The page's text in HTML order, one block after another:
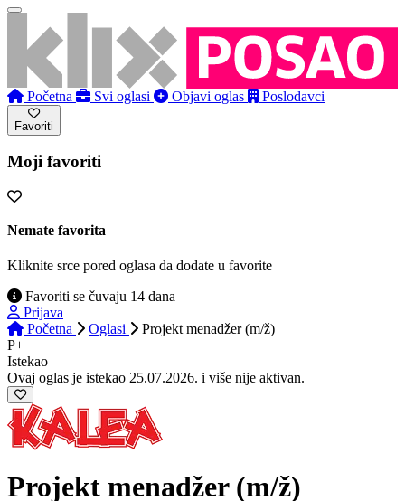
Početna Svi oglasi Objavi oglas Poslodavci
Favoriti
Moji favoriti
Nemate favorita
Kliknite srce pored oglasa da dodate u favorite
Favoriti se čuvaju 14 dana
Prijava
Početna
Oglasi
Projekt menadžer (m/ž)
P+
Istekao
Ovaj oglas je istekao 25.07.2026. i više nije aktivan.
Projekt menadžer (m/ž)